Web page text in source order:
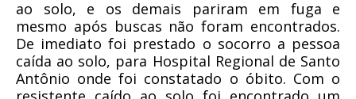
ao solo, e os demais pariram em fuga e
mesmo após buscas não foram encontrados.
De imediato foi prestado o socorro a pessoa
caída ao solo, para Hospital Regional de Santo
Antônio onde foi constatado o óbito. Com o